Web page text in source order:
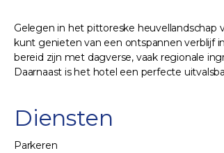
Gelegen in het pittoreske heuvellandschap
kunt genieten van een ontspannen verblijf
bereid zijn met dagverse, vaak regionale
Daarnaast is het hotel een perfecte
Diensten
Parkeren